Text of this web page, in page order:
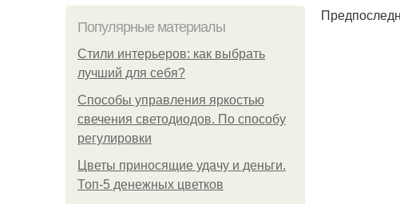
Популярные материалы
Стили интерьеров: как выбрать
лучший для себя?
Способы управления яркостью
свечения светодиодов. По способу
регулировки
Цветы приносящие удачу и деньги.
Топ-5 денежных цветков